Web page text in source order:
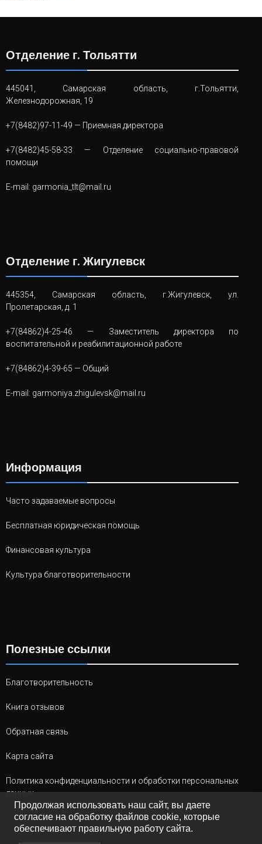
Отделение г. Тольятти
445041, Самарская область, г.Тольятти,
Железнодорожная, 19
+7(8482)97-11-49 — Приемная директора
+7(8482)45-58-33 — Отделение социально-правовой
помощи
E-mail: garmonia_tlt@mail.ru
Отделение г. Жигулевск
445354, Самарская область, г.Жигулевск, ул.
Пролетарская, д. 1
+7(84862)4-25-46 — Заместитель директора по
воспитательной и реабилитационной работе
+7(84862)4-39-65 — Общий
E-mail: garmoniya.zhigulevsk@mail.ru
Информация
Часто задаваемые вопросы
Бесплатная юридическая помощь
Финансовая культура
Культура благотворительности
Полезные ссылки
Благотворительность
Книга отзывов
Обратная связь
Карта сайта
Политика конфиденциальности и обработки персональных
данных
Продолжая использовать наш сайт, вы даете
согласие на обработку файлов cookie, которые
обеспечивают правильную работу сайта.